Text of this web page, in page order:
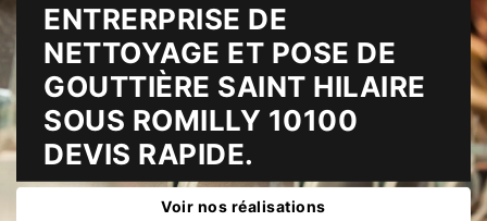
ENTRERPRISE DE
NETTOYAGE ET POSE DE
GOUTTIÈRE SAINT HILAIRE
SOUS ROMILLY 10100
DEVIS RAPIDE.
Voir nos réalisations